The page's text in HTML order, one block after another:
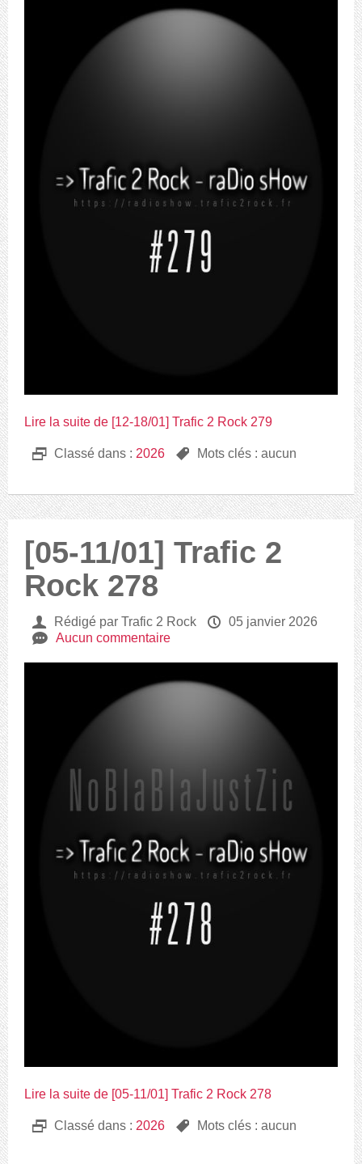
Lire la suite de [12-18/01] Trafic 2 Rock 279
D Classé dans : 2026 , Mots clés : aucun
[05-11/01] Trafic 2
Rock 278
U Rédigé par Trafic 2 Rock P 05 janvier 2026
e Aucun commentaire
Lire la suite de [05-11/01] Trafic 2 Rock 278
D Classé dans : 2026 , Mots clés : aucun